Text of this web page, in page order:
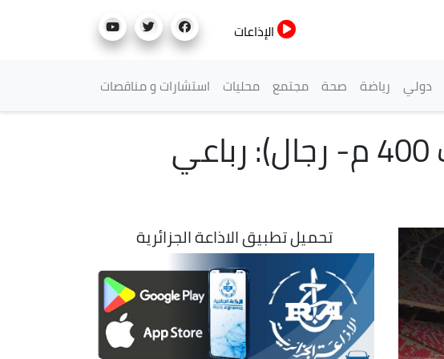
الإذاعات
دولي رياضة صحة مجتمع محليات استشارات و مناقصات
الألعاب العربية 2023/ألعاب القوى (4 مرات 400 م- رجال): رباعي
تحميل تطبيق الاذاعة الجزائرية